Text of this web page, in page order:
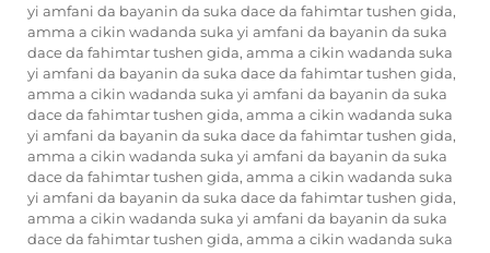
yi amfani da bayanin da suka dace da fahimtar tushen gida,
amma a cikin wadanda suka yi amfani da bayanin da suka
dace da fahimtar tushen gida, amma a cikin wadanda suka
yi amfani da bayanin da suka dace da fahimtar tushen gida,
amma a cikin wadanda suka yi amfani da bayanin da suka
dace da fahimtar tushen gida, amma a cikin wadanda suka
yi amfani da bayanin da suka dace da fahimtar tushen gida,
amma a cikin wadanda suka yi amfani da bayanin da suka
dace da fahimtar tushen gida, amma a cikin wadanda suka
yi amfani da bayanin da suka dace da fahimtar tushen gida,
amma a cikin wadanda suka yi amfani da bayanin da suka
dace da fahimtar tushen gida, amma a cikin wadanda suka